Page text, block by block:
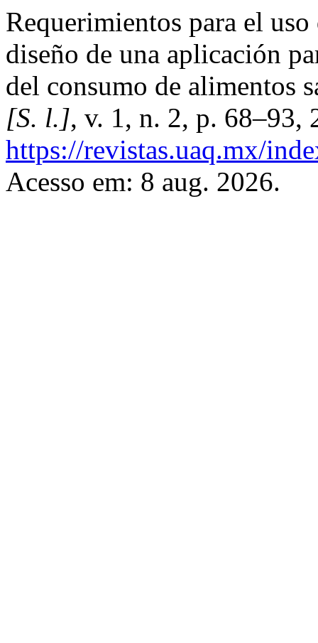
Requerimientos para el
diseño de una aplicación
del consumo de alimentos
[S. l.], v. 1, n. 2, p. 68–93,
https://revistas.uaq.mx/
Acesso em: 8 aug. 2026.